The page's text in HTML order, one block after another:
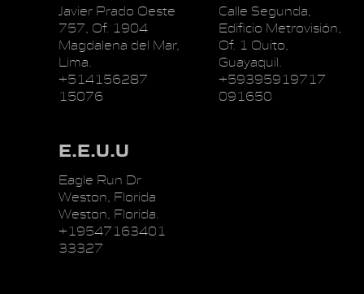
Javier Prado Oeste
757, Of. 1904
Magdalena del Mar,
Lima.
+514156287
15076
Calle Segunda,
Edificio Metrovisión,
Of. 1 Quito,
Guayaquil.
+59395919717
091650
E.E.U.U
Eagle Run Dr
Weston, Florida
Weston, Florida.
+19547163401
33327